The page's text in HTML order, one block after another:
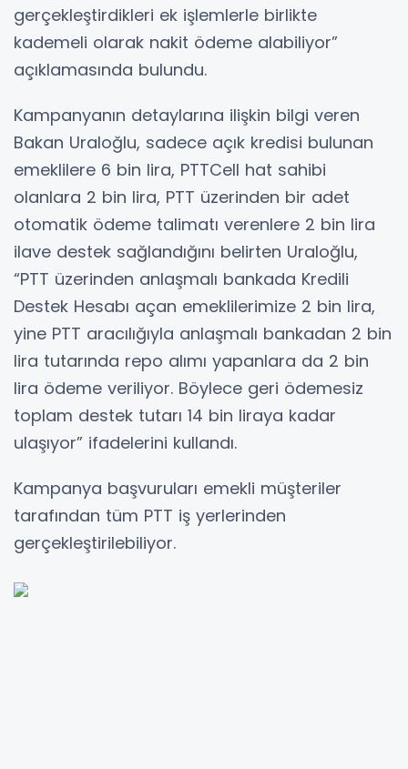
gerçekleştirdikleri ek işlemlerle birlikte
kademeli olarak nakit ödeme alabiliyor”
açıklamasında bulundu.
Kampanyanın detaylarına ilişkin bilgi veren
Bakan Uraloğlu, sadece açık kredisi bulunan
emeklilere 6 bin lira, PTTCell hat sahibi
olanlara 2 bin lira, PTT üzerinden bir adet
otomatik ödeme talimatı verenlere 2 bin lira
ilave destek sağlandığını belirten Uraloğlu,
“PTT üzerinden anlaşmalı bankada Kredili
Destek Hesabı açan emeklilerimize 2 bin lira,
yine PTT aracılığıyla anlaşmalı bankadan 2 bin
lira tutarında repo alımı yapanlara da 2 bin
lira ödeme veriliyor. Böylece geri ödemesiz
toplam destek tutarı 14 bin liraya kadar
ulaşıyor” ifadelerini kullandı.
Kampanya başvuruları emekli müşteriler
tarafından tüm PTT iş yerlerinden
gerçekleştirilebiliyor.